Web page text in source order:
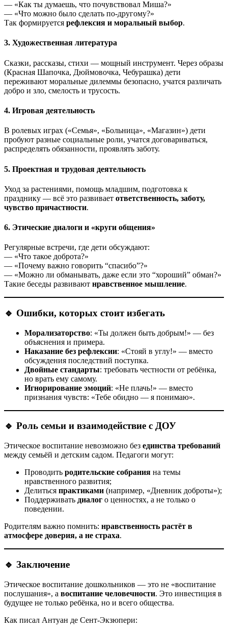
— «Как ты думаешь, что почувствовал Миша?»
— «Что можно было сделать по-другому?»
Так формируется рефлексия и моральный выбор.
3. Художественная литература
Сказки, рассказы, стихи — мощный инструмент. Через образы
(Красная Шапочка, Дюймовочка, Чебурашка) дети
переживают моральные дилеммы безопасно, учатся различать
добро и зло, смелость и трусость.
4. Игровая деятельность
В ролевых играх («Семья», «Больница», «Магазин») дети
пробуют разные социальные роли, учатся договариваться,
распределять обязанности, проявлять заботу.
5. Проектная и трудовая деятельность
Уход за растениями, помощь младшим, подготовка к
празднику — всё это развивает ответственность, заботу,
чувство причастности.
6. Этические диалоги и «круги общения»
Регулярные встречи, где дети обсуждают:
— «Что такое доброта?»
— «Почему важно говорить “спасибо”?»
— «Можно ли обманывать, даже если это “хороший” обман?»
Такие беседы развивают нравственное мышление.
🔹 Ошибки, которых стоит избегать
Морализаторство: «Ты должен быть добрым!» — без
объяснения и примера.
Наказание без рефлексии: «Стояй в углу!» — вместо
обсуждения последствий поступка.
Двойные стандарты: требовать честности от ребёнка,
но врать ему самому.
Игнорирование эмоций: «Не плачь!» — вместо
признания чувств: «Тебе обидно — я понимаю».
🔹 Роль семьи и взаимодействие с ДОУ
Этическое воспитание невозможно без единства требований
между семьёй и детским садом. Педагоги могут:
Проводить родительские собрания на темы
нравственного развития;
Делиться практиками (например, «Дневник доброты»);
Поддерживать диалог о ценностях, а не только о
поведении.
Родителям важно помнить: нравственность растёт в
атмосфере доверия, а не страха.
🔹 Заключение
Этическое воспитание дошкольников — это не «воспитание
послушания», а воспитание человечности. Это инвестиция в
будущее не только ребёнка, но и всего общества.
Как писал Антуан де Сент-Экзюпери: